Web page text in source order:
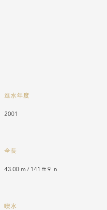
進水年度
2001
全長
43.00 m / 141 ft 9 in
喫水